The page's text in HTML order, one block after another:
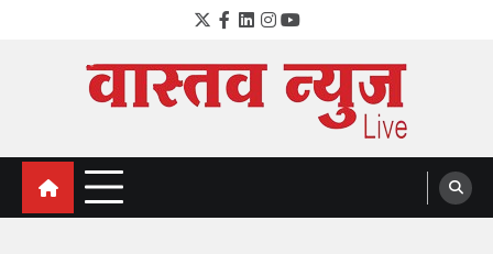
Twitter
Facebook
LinkedIn
Instagram
YouTube
VastavNEWSLive.com
a leading NEWS portal of Maharahstra